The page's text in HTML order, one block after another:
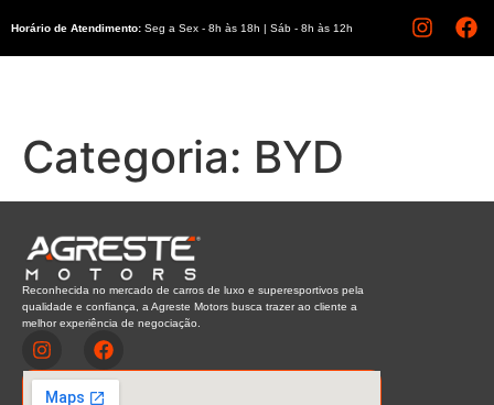
Horário de Atendimento: Seg a Sex - 8h às 18h | Sáb - 8h às 12h
Categoria: BYD
Reconhecida no mercado de carros de luxo e superesportivos pela
qualidade e confiança, a Agreste Motors busca trazer ao cliente a
melhor experiência de negociação.